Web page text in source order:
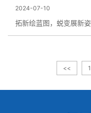
2024-07-10
<< 1